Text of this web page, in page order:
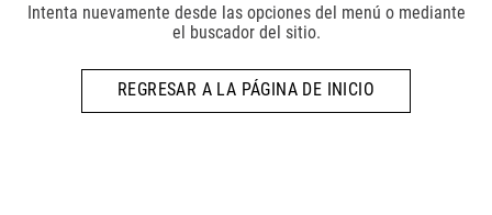
Intenta nuevamente desde las opciones del menú o mediante
el buscador del sitio.
REGRESAR A LA PÁGINA DE INICIO